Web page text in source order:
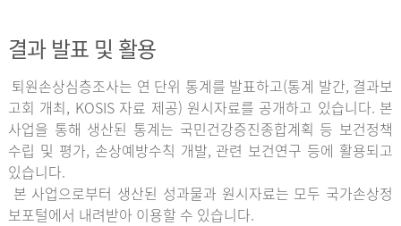
결과 발표 및 활용
퇴원손상심층조사는 연 단위 통계를 발표하고(통계 발간, 결과보
고회 개최, KOSIS 자료 제공) 원시자료를 공개하고 있습니다. 본
사업을 통해 생산된 통계는 국민건강증진종합계획 등 보건정책
수립 및 평가, 손상예방수칙 개발, 관련 보건연구 등에 활용되고
있습니다.
본 사업으로부터 생산된 성과물과 원시자료는 모두 국가손상정
보포털에서 내려받아 이용할 수 있습니다.